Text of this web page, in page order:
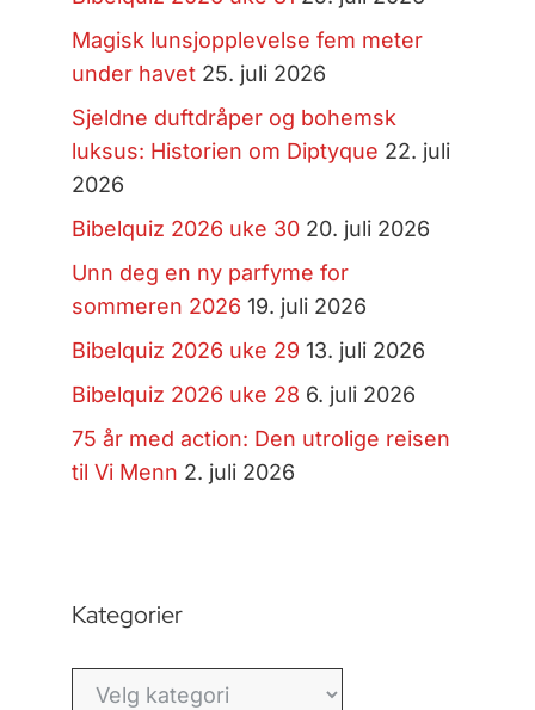
Magisk lunsjopplevelse fem meter
under havet 25. juli 2026
Sjeldne duftdråper og bohemsk
luksus: Historien om Diptyque 22. juli
2026
Bibelquiz 2026 uke 30 20. juli 2026
Unn deg en ny parfyme for
sommeren 2026 19. juli 2026
Bibelquiz 2026 uke 29 13. juli 2026
Bibelquiz 2026 uke 28 6. juli 2026
75 år med action: Den utrolige reisen
til Vi Menn 2. juli 2026
Kategorier
Kategorier